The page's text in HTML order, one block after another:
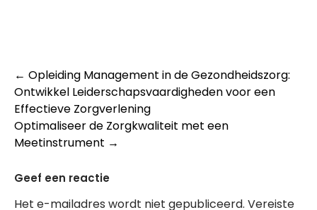
Post
navigation
← Opleiding Management in de Gezondheidszorg:
Ontwikkel Leiderschapsvaardigheden voor een
Effectieve Zorgverlening
Optimaliseer de Zorgkwaliteit met een
Meetinstrument →
Geef een reactie
Het e-mailadres wordt niet gepubliceerd. Vereiste